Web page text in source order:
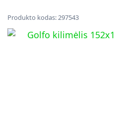
Produkto kodas:297543